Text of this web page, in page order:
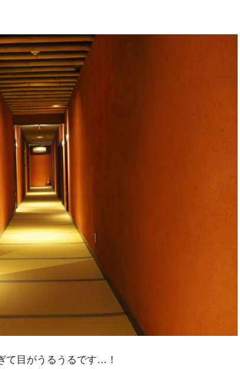
て目がうるうるです…！